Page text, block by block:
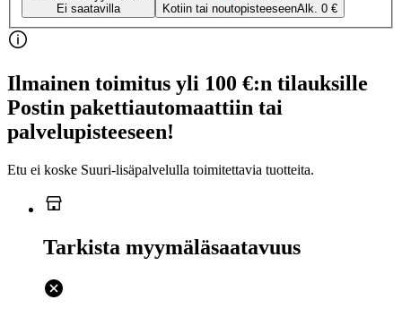
Ei saatavilla
Kotiin tai noutopisteeseenAlk. 0 €
Ilmainen toimitus yli 100 €:n tilauksille
Postin pakettiautomaattiin tai
palvelupisteeseen!
Etu ei koske Suuri‑lisäpalvelulla toimitettavia tuotteita.
Tarkista myymäläsaatavuus